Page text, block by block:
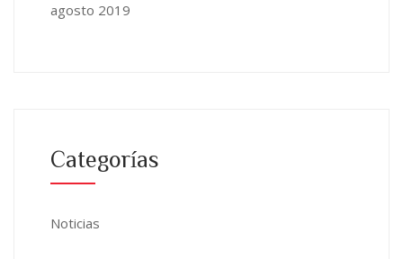
agosto 2019
Categorías
Noticias